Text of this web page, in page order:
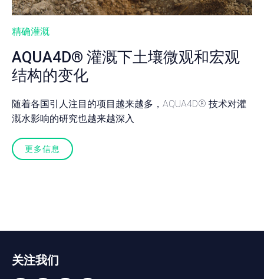
精确灌溉
AQUA4D® 灌溉下土壤微观和宏观
结构的变化
随着各国引人注目的项目越来越多，AQUA4D® 技术对灌
溉水影响的研究也越来越深入
更多信息
关注我们